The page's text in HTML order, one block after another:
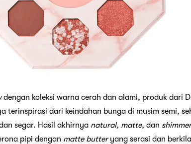
dengan koleksi warna cerah dan alami, produk dari
terinspirasi dari keindahan bunga di musim semi,
segar. Hasil akhirnya natural, matte, dan
pipi dengan matte butteryang serasi dan